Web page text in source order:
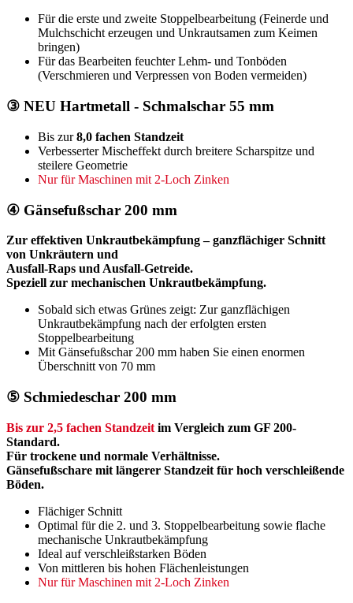
Für die erste und zweite Stoppelbearbeitung (Feinerde und
Mulchschicht erzeugen und Unkrautsamen zum Keimen
bringen)
Für das Bearbeiten feuchter Lehm- und Tonböden
(Verschmieren und Verpressen von Boden vermeiden)
③ NEU Hartmetall - Schmalschar 55 mm
Bis zur8,0 fachen Standzeit
Verbesserter Mischeffekt durch breitere Scharspitze und
steilere Geometrie
Nur für Maschinen mit 2-Loch Zinken
④ Gänsefußschar 200 mm
Zur effektiven Unkrautbekämpfung –ganzflächiger Schnitt
von Unkräutern und
Ausfall-Raps und Ausfall-Getreide.
Speziell zur mechanischen Unkrautbekämpfung.
Sobald sich etwas Grünes zeigt: Zur ganzflächigen
Unkrautbekämpfung nach der erfolgten ersten
Stoppelbearbeitung
Mit Gänsefußschar 200 mm haben Sie einen enormen
Überschnitt von 70 mm
⑤ Schmiedeschar 200 mm
Bis zur 2,5 fachen Standzeit im Vergleich zum GF 200-
Standard.
Für trockene und normale Verhältnisse.
Gänsefußschare mit längerer Standzeit für hoch verschleißende
Böden.
Flächiger Schnitt
Optimal für die 2. und 3. Stoppelbearbeitung sowie flache
mechanische Unkrautbekämpfung
Ideal auf verschleißstarken Böden
Von mittleren bis hohen Flächenleistungen
Nur für Maschinen mit 2-Loch Zinken